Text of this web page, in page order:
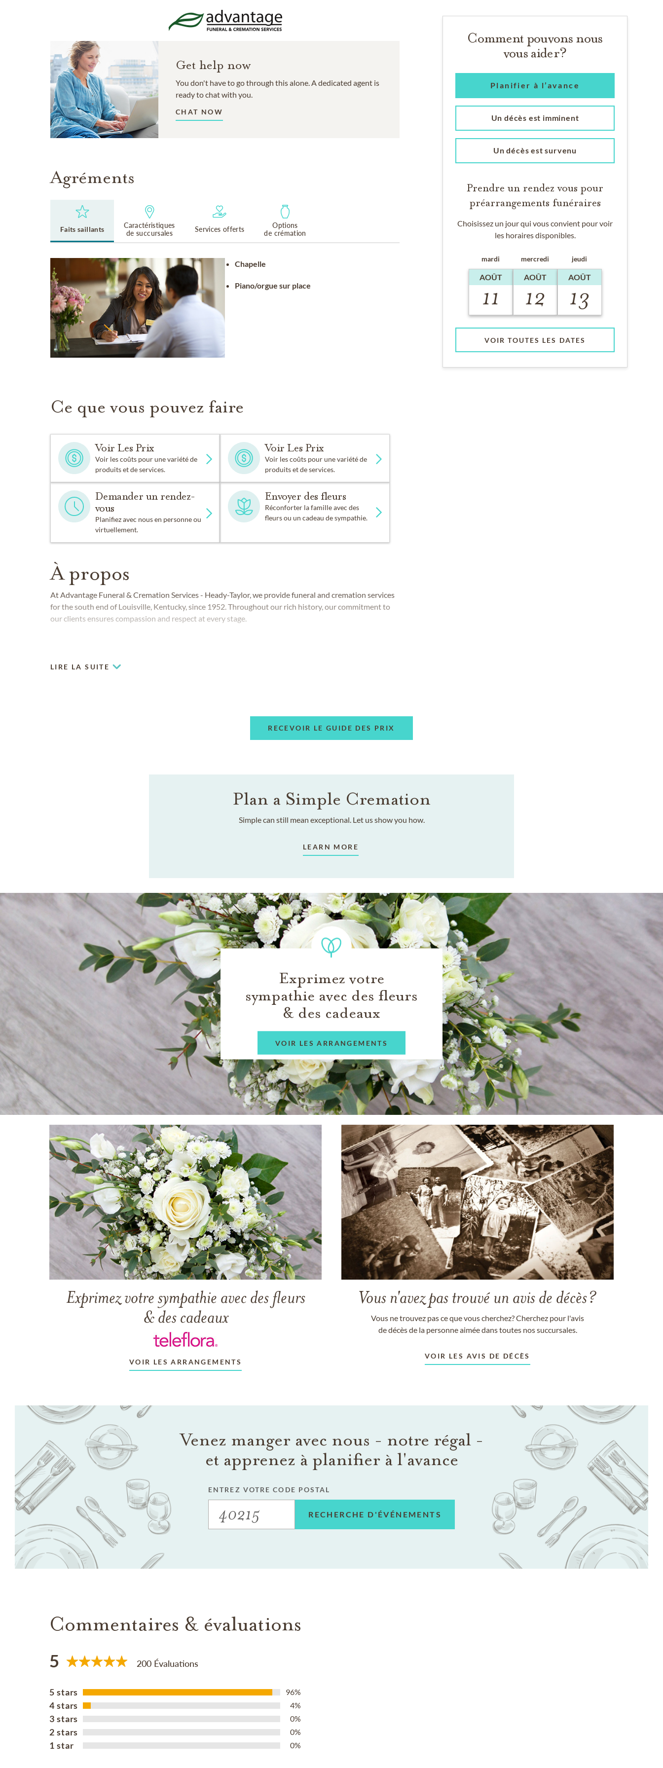
Get help now
You don't have to go through this alone. A dedicated agent is
ready to chat with you.
CHAT NOW
Agréments
Faits saillants
Caractéristiques
de succursales
Services offerts
Options
de crémation
Chapelle
Piano/orgue sur place
Ce que vous pouvez faire
Voir Les Prix
Voir les coûts pour une variété de
produits et de services.
Voir Les Prix
Voir les coûts pour une variété de
produits et de services.
Demander un rendez-
vous
Planifiez avec nous en personne ou
virtuellement.
Envoyer des fleurs
Réconforter la famille avec des
fleurs ou un cadeau de sympathie.
À propos
At Advantage Funeral & Cremation Services - Heady-Taylor, we provide funeral and cremation services
for the south end of Louisville, Kentucky, since 1952. Throughout our rich history, our commitment to
our clients ensures compassion and respect at every stage.
LIRE LA SUITE
Comment pouvons nous
vous aider?
Planifier à l’avance
Un décès est imminent
Un décès est survenu
Prendre un rendez vous pour
préarrangements funéraires
Choisissez un jour qui vous convient pour voir
les horaires disponibles.
mardi
AOÛT
11
mercredi
AOÛT
12
jeudi
AOÛT
13
VOIR TOUTES LES DATES
RECEVOIR LE GUIDE DES PRIX
Plan a Simple Cremation
Simple can still mean exceptional. Let us show you how.
LEARN MORE
Exprimez votre
sympathie avec des fleurs
& des cadeaux
VOIR LES ARRANGEMENTS
Exprimez votre sympathie avec des fleurs
& des cadeaux
VOIR LES ARRANGEMENTS
Vous n'avez pas trouvé un avis de décès?
Vous ne trouvez pas ce que vous cherchez? Cherchez pour l'avis
de décès de la personne aimée dans toutes nos succursales.
VOIR LES AVIS DE DÉCÈS
Venez manger avec nous - notre régal -
et apprenez à planifier à l'avance
ENTREZ VOTRE CODE POSTAL
RECHERCHE D'ÉVÉNEMENTS
Commentaires & évaluations
5 200 Évaluations
5 stars 96%
4 stars 4%
3 stars 0%
2 stars 0%
1 star 0%